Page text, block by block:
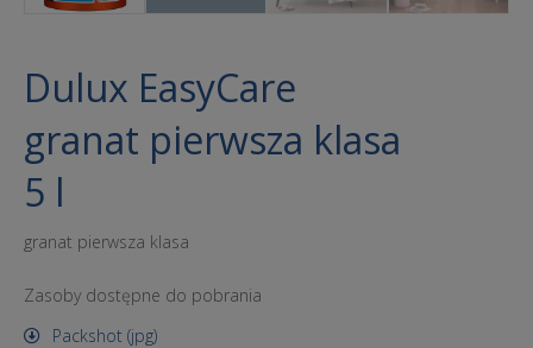
Dulux EasyCare
granat pierwsza klasa
5 l
granat pierwsza klasa
Zasoby dostępne do pobrania
Packshot (jpg)